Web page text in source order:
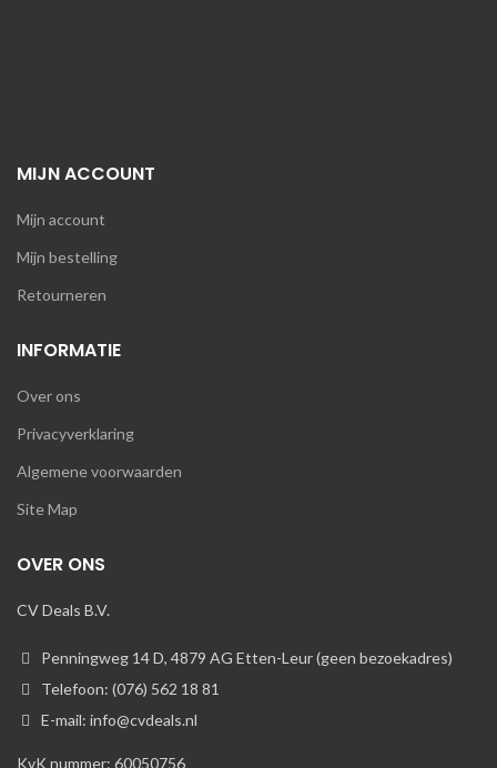
MIJN ACCOUNT
Mijn account
Mijn bestelling
Retourneren
INFORMATIE
Over ons
Privacyverklaring
Algemene voorwaarden
Site Map
OVER ONS
CV Deals B.V.
Penningweg 14 D, 4879 AG Etten-Leur (geen bezoekadres)
Telefoon: (076) 562 18 81
E-mail: info@cvdeals.nl
KvK nummer: 60050756